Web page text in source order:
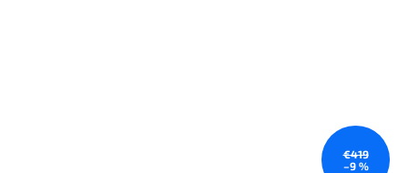
€419
–9 %